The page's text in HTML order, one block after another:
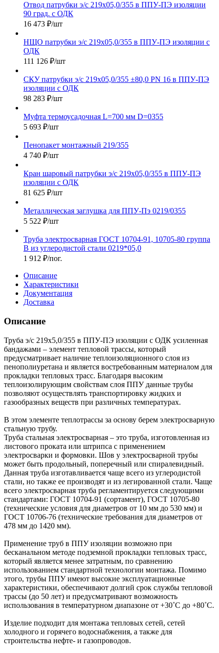
Отвод патрубки э/с 219х05,0/355 в ППУ-ПЭ изоляции
90 град. с ОДК
16 473 ₽/шт
НЩО патрубки э/с 219х05,0/355 в ППУ-ПЭ изоляции с
ОДК
111 126 ₽/шт
СКУ патрубки э/с 219х05,0/355 ±80,0 PN 16 в ППУ-ПЭ
изоляции с ОДК
98 283 ₽/шт
Муфта термоусадочная L=700 мм D=0355
5 693 ₽/шт
Пенопакет монтажный 219/355
4 740 ₽/шт
Кран шаровый патрубки э/с 219х05,0/355 в ППУ-ПЭ
изоляции с ОДК
81 625 ₽/шт
Металлическая заглушка для ППУ-Пэ 0219/0355
5 522 ₽/шт
Труба электросварная ГОСТ 10704-91, 10705-80 группа
В из углеродистой стали 0219*05,0
1 912 ₽/пог.
Описание
Характеристики
Документация
Доставка
Описание
Труба э/с 219х5,0/355 в ППУ-ПЭ изоляции с ОДК усиленная
бандажами – элемент тепловой трассы, который
предусматривает наличие теплоизоляционного слоя из
пенополиуретана и является востребованным материалом для
прокладки тепловых трасс. Благодаря высоким
теплоизолирующим свойствам слоя ППУ данные трубы
позволяют осуществлять транспортировку жидких и
газообразных веществ при различных температурах.
В этом элементе теплотрассы за основу берем электросварную
стальную трубу.
Труба стальная электросварная – это труба, изготовленная из
листового проката или штрипса с применением
электросварки и формовки. Шов у электросварной трубы
может быть продольный, поперечный или спиралевидный.
Данная труба изготавливается чаще всего из углеродистой
стали, но также ее производят и из легированной стали. Чаще
всего электросварная труба регламентируется следующими
стандартами: ГОСТ 10704-91 (сортамент), ГОСТ 10705-80
(технические условия для диаметров от 10 мм до 530 мм) и
ГОСТ 10706-76 (технические требования для диаметров от
478 мм до 1420 мм).
Применение труб в ППУ изоляции возможно при
бесканальном методе подземной прокладки тепловых трасс,
который является менее затратным, по сравнению
использованием стандартной технологии монтажа. Помимо
этого, трубы ППУ имеют высокие эксплуатационные
характеристики, обеспечивают долгий срок службы тепловой
трассы (до 50 лет) и предусматривают возможность
использования в температурном диапазоне от +30˚C до +80˚C.
Изделие подходит для монтажа тепловых сетей, сетей
холодного и горячего водоснабжения, а также для
строительства нефте- и газопроводов.